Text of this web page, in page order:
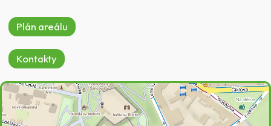
Plán areálu
Kontakty